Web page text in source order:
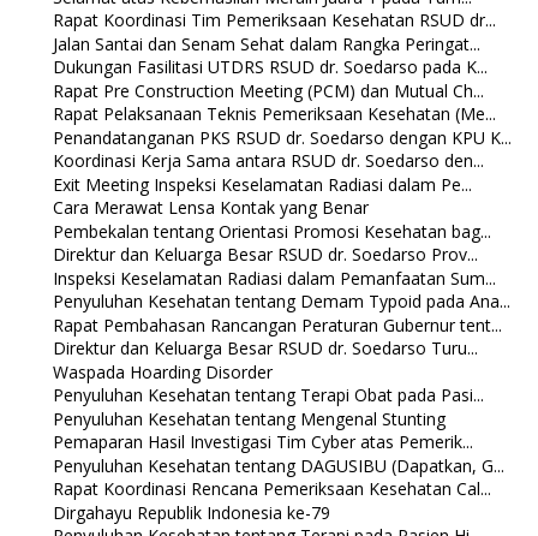
Rapat Koordinasi Tim Pemeriksaan Kesehatan RSUD dr...
Jalan Santai dan Senam Sehat dalam Rangka Peringat...
Dukungan Fasilitasi UTDRS RSUD dr. Soedarso pada K...
Rapat Pre Construction Meeting (PCM) dan Mutual Ch...
Rapat Pelaksanaan Teknis Pemeriksaan Kesehatan (Me...
Penandatanganan PKS RSUD dr. Soedarso dengan KPU K...
Koordinasi Kerja Sama antara RSUD dr. Soedarso den...
Exit Meeting Inspeksi Keselamatan Radiasi dalam Pe...
Cara Merawat Lensa Kontak yang Benar
Pembekalan tentang Orientasi Promosi Kesehatan bag...
Direktur dan Keluarga Besar RSUD dr. Soedarso Prov...
Inspeksi Keselamatan Radiasi dalam Pemanfaatan Sum...
Penyuluhan Kesehatan tentang Demam Typoid pada Ana...
Rapat Pembahasan Rancangan Peraturan Gubernur tent...
Direktur dan Keluarga Besar RSUD dr. Soedarso Turu...
Waspada Hoarding Disorder
Penyuluhan Kesehatan tentang Terapi Obat pada Pasi...
Penyuluhan Kesehatan tentang Mengenal Stunting
Pemaparan Hasil Investigasi Tim Cyber atas Pemerik...
Penyuluhan Kesehatan tentang DAGUSIBU (Dapatkan, G...
Rapat Koordinasi Rencana Pemeriksaan Kesehatan Cal...
Dirgahayu Republik Indonesia ke-79